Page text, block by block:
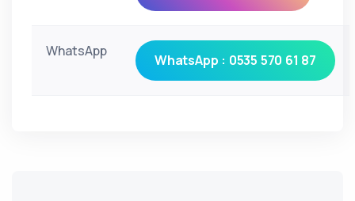
WhatsApp
WhatsApp : 0535 570 61 87